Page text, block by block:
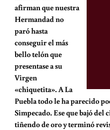
afirman que nuestra
Hermandad no
paró hasta
conseguir el más
bello telón que
presentase a su
Virgen
«chiquetita». A La
Puebla todo le ha parecido
Simpecado. Ese que bajó del
tiñendo de oro y terminó